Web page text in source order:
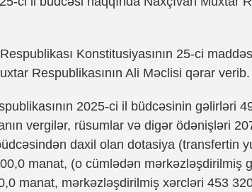
Konstitusiyasının 25-ci
Respublikasının Ali Məclisi qərar verib.
2025-ci il büdcəsinin gəlirləri
vergilər, rüsumlar və digər ödənişləri
daxil olan dotasiya (transfertin
manat, (о cümlədən mərkəzləşdirilmiş
manat, mərkəzləşdirilmiş xərcləri 453